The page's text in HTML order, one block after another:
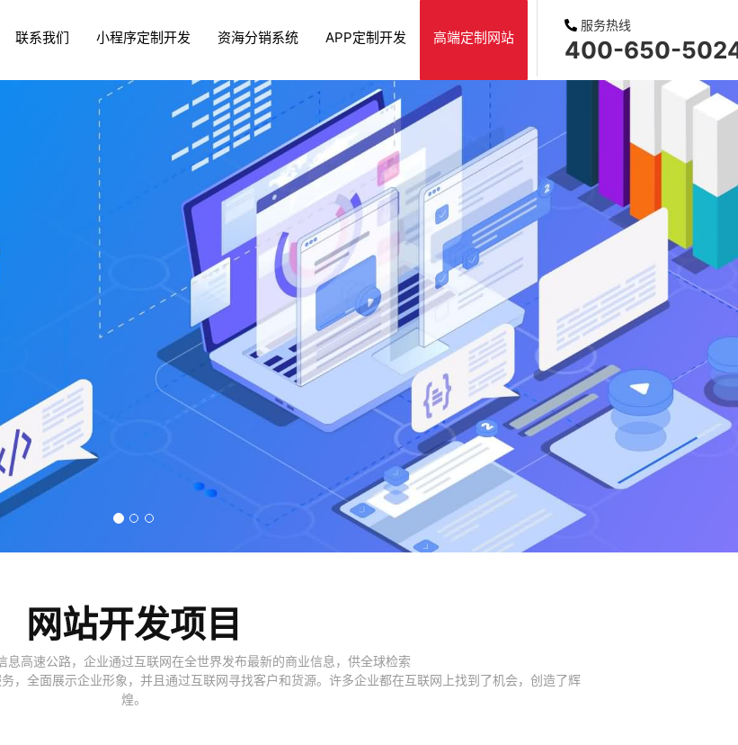
联系我们 小程序定制开发 资海分销系统 APP定制开发 高端定制网站
服务热线
400-650-
网站开发项目
息高速公路，企业通过互联网在全世界发布最新的商业信息，供全球检索
，全面展示企业形象，并且通过互联网寻找客户和货源。许多企业都在互联网上找到了机会，创造了辉
煌。